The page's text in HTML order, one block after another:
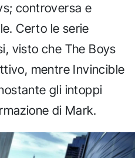
controversa e
Certo le serie
visto che The Boys
mentre Invincible
gli intoppi
di Mark.